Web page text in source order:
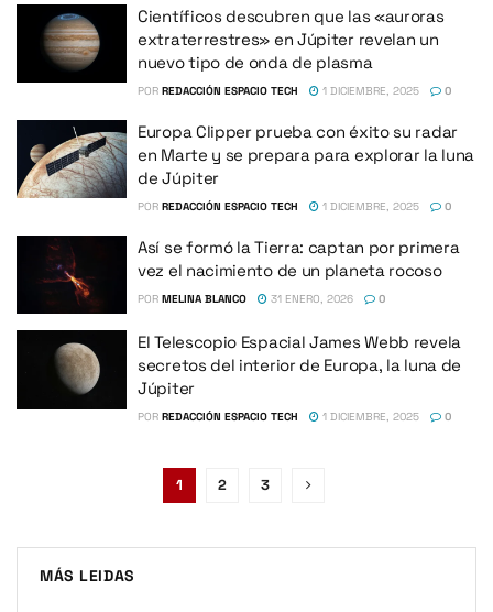
Científicos descubren que las «auroras
extraterrestres» en Júpiter revelan un
nuevo tipo de onda de plasma
POR REDACCIÓN ESPACIO TECH 1 DICIEMBRE, 2025 0
Europa Clipper prueba con éxito su radar
en Marte y se prepara para explorar la luna
de Júpiter
POR REDACCIÓN ESPACIO TECH 1 DICIEMBRE, 2025 0
Así se formó la Tierra: captan por primera
vez el nacimiento de un planeta rocoso
POR MELINA BLANCO 31 ENERO, 2026 0
El Telescopio Espacial James Webb revela
secretos del interior de Europa, la luna de
Júpiter
POR REDACCIÓN ESPACIO TECH 1 DICIEMBRE, 2025 0
1 2 3
MÁS LEIDAS